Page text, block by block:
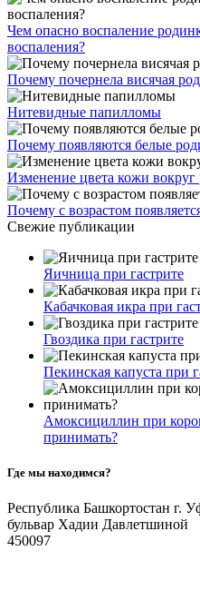
Чем опасно воспаление
воспаления?
Почему почернела висячая
Нитевидные папилломы
Почему появляются белые
Изменение цвета кожи вокруг
Почему с возрастом
Свежие публикации
Яичница при гастрите
Кабачковая икра при
Гвоздика при гастрите
Пекинская капуста при
Амоксициллин при
принимать?
Где мы находимся?
Республика Башкортостан г.
бульвар Хадии Давлетшиной
450097